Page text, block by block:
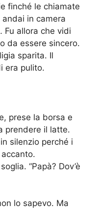
finché le chiamate
in camera
Fu allora che vidi
da essere sincero.
sparita. Il
era pulito.
prese la borsa e
prendere il latte.
silenzio perché i
“Papà? Dov’è
lo sapevo. Ma